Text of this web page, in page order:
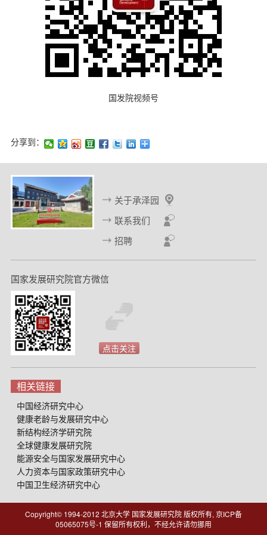
国发院视频号
分享到：
关于承泽园
联系我们
招聘
国家发展研究院官方微信
点击关注
相关链接
中国经济研究中心
健康老龄与发展研究中心
新结构经济学研究院
全球健康发展研究院
能源安全与国家发展研究中心
人力资本与国家政策研究中心
中国卫生经济研究中心
Copyright© 1994-2012 北京大学 国家发展研究院 版权所有, 京ICP备
05065075号-1 保留所有权利，不经允许请勿挪用